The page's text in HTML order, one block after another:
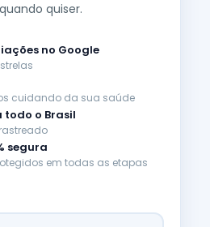
quiser.
no Google
cuidando da sua saúde
todo o Brasil
segura
em todas as etapas